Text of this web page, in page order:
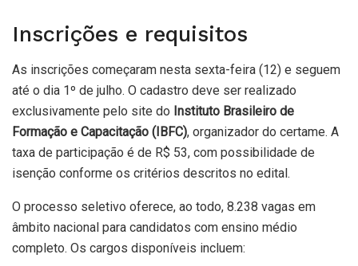
Inscrições e requisitos
As inscrições começaram nesta sexta-feira (12) e seguem
até o dia 1º de julho. O cadastro deve ser realizado
exclusivamente pelo site do Instituto Brasileiro de
Formação e Capacitação (IBFC), organizador do certame. A
taxa de participação é de R$ 53, com possibilidade de
isenção conforme os critérios descritos no edital.
O processo seletivo oferece, ao todo, 8.238 vagas em
âmbito nacional para candidatos com ensino médio
completo. Os cargos disponíveis incluem: